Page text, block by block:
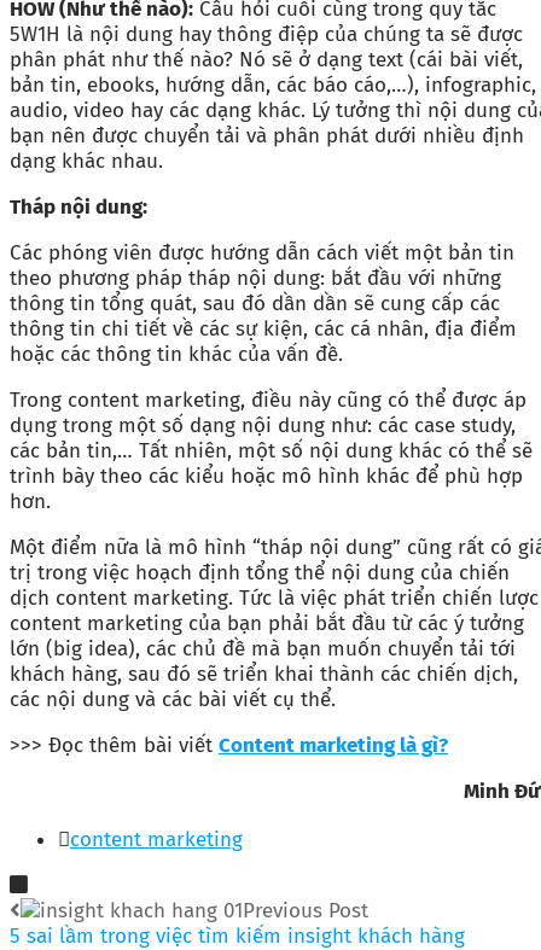
HOW (Như thế nào): Câu hỏi cuối cùng trong quy tắc
5W1H là nội dung hay thông điệp của chúng ta sẽ được
phân phát như thế nào? Nó sẽ ở dạng text (cái bài viết,
bản tin, ebooks, hướng dẫn, các báo cáo,…), infographic,
audio, video hay các dạng khác. Lý tưởng thì nội dung
bạn nên được chuyển tải và phân phát dưới nhiều định
dạng khác nhau.
Tháp nội dung:
Các phóng viên được hướng dẫn cách viết một bản tin
theo phương pháp tháp nội dung: bắt đầu với những
thông tin tổng quát, sau đó dần dần sẽ cung cấp các
thông tin chi tiết về các sự kiện, các cá nhân, địa điểm
hoặc các thông tin khác của vấn đề.
Trong content marketing, điều này cũng có thể được áp
dụng trong một số dạng nội dung như: các case study,
các bản tin,… Tất nhiên, một số nội dung khác có thể sẽ
trình bày theo các kiểu hoặc mô hình khác để phù hợp
hơn.
Một điểm nữa là mô hình “tháp nội dung” cũng rất có
trị trong việc hoạch định tổng thể nội dung của chiến
dịch content marketing. Tức là việc phát triển chiến lược
content marketing của bạn phải bắt đầu từ các ý tưởng
lớn (big idea), các chủ đề mà bạn muốn chuyển tải tới
khách hàng, sau đó sẽ triển khai thành các chiến dịch,
các nội dung và các bài viết cụ thể.
>>> Đọc thêm bài viết Content marketing là gì?
Minh
content marketing
Previous Post
5 sai lầm trong việc tìm kiếm insight khách hàng